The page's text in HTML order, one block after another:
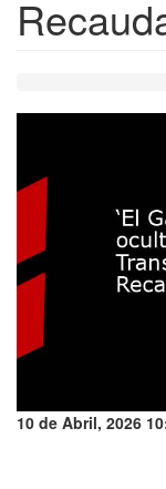
10 de Abril, 2026